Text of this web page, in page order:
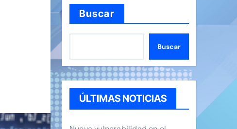
Buscar
Buscar
ÚLTIMAS NOTICIAS